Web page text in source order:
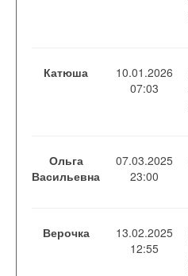
Катюша
10.01.2026
07:03
Ольга
Васильевна
07.03.2025
23:00
Верочка
13.02.2025
12:55